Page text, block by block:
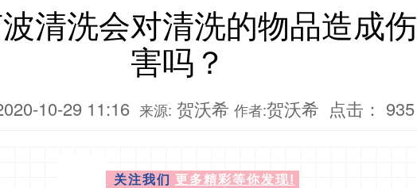
清洗会对清洗的物品造成伤
害吗？
10-29 11:16 来源: 贺沃希 作者:贺沃希 点击： 935
关注我们 更多精彩等你发现!